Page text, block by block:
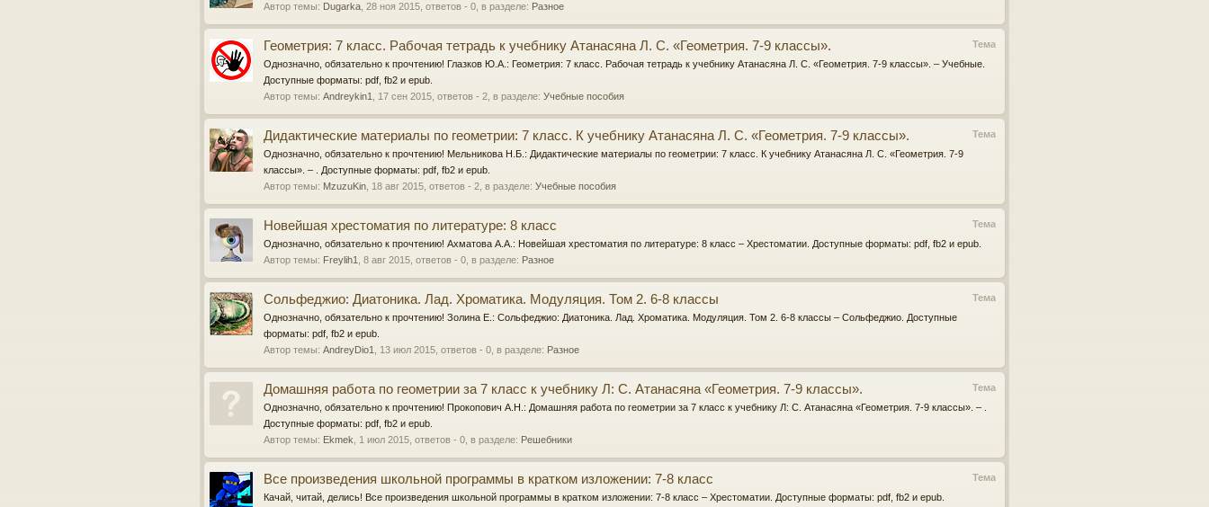
Автор темы: Dugarka 28 ноя 2015 , ответов - 0, в разделе: Разное
Тема
Геометрия: 7 класс. Рабочая тетрадь к учебнику Атанасяна Л. С. «Геометрия. 7-9 классы».
Однозначно, обязательно к прочтению! Глазков Ю.А.: Геометрия: 7 класс. Рабочая тетрадь к учебнику Атанасяна Л. С. «Геометрия. 7-9 классы». – Учебные.
Доступные форматы: pdf, fb2 и epub.
Автор темы: Andreykin1 17 сен 2015 , ответов - 2, в разделе: Учебные пособия
Тема
Дидактические материалы по геометрии: 7 класс. К учебнику Атанасяна Л. С. «Геометрия. 7-9 классы».
Однозначно, обязательно к прочтению! Мельникова Н.Б.: Дидактические материалы по геометрии: 7 класс. К учебнику Атанасяна Л. С. «Геометрия. 7-9
классы». – . Доступные форматы: pdf, fb2 и epub.
Автор темы: MzuzuKin 18 авг 2015 , ответов - 2, в разделе: Учебные пособия
Тема
Новейшая хрестоматия по литературе: 8 класс
Однозначно, обязательно к прочтению! Ахматова А.А.: Новейшая хрестоматия по литературе: 8 класс – Хрестоматии. Доступные форматы: pdf, fb2 и epub.
Автор темы: Freylih1 8 авг 2015 , ответов - 0, в разделе: Разное
Тема
Сольфеджио: Диатоника. Лад. Хроматика. Модуляция. Том 2. 6-8 классы
Однозначно, обязательно к прочтению! Золина Е.: Сольфеджио: Диатоника. Лад. Хроматика. Модуляция. Том 2. 6-8 классы – Сольфеджио. Доступные
форматы: pdf, fb2 и epub.
Автор темы: AndreyDio1 13 июл 2015 , ответов - 0, в разделе: Разное
Тема
Домашняя работа по геометрии за 7 класс к учебнику Л: С. Атанасяна «Геометрия. 7-9 классы».
Однозначно, обязательно к прочтению! Прокопович А.Н.: Домашняя работа по геометрии за 7 класс к учебнику Л: С. Атанасяна «Геометрия. 7-9 классы». – .
Доступные форматы: pdf, fb2 и epub.
Автор темы: Ekmek 1 июл 2015 , ответов - 0, в разделе: Решебники
Тема
Все произведения школьной программы в кратком изложении: 7-8 класс
Качай, читай, делись! Все произведения школьной программы в кратком изложении: 7-8 класс – Хрестоматии. Доступные форматы: pdf, fb2 и epub.